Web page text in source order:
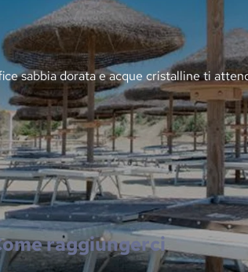
sabbia dorata e acque cristalline ti
raggiungerci